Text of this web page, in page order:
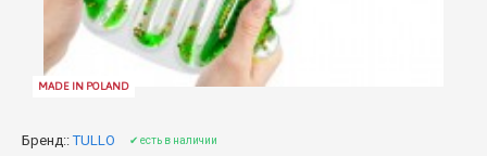
MADE IN POLAND
Бренд:: TULLO ✔ есть в наличии